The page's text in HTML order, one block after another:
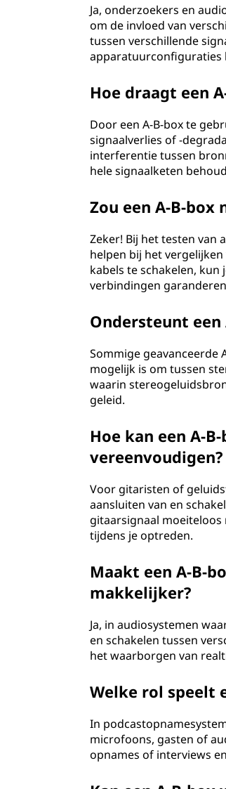
Ja, onderzoekers en
om de invloed van
tussen verschillende
apparatuurconfiguraties
Hoe draagt een
Door een A-B-box te
signaalverlies of -
interferentie tussen
hele signaalketen
Zou een A-B-
Zeker! Bij het testen van
helpen bij het
kabels te schakelen,
verbindingen
Ondersteunt
Sommige
mogelijk is om tussen
waarin
geleid.
Hoe kan een A-
vereenvoudigen?
Voor gitaristen of
aansluiten van en
gitaarsignaal
tijdens je optreden.
Maakt een A-B-
makkelijker?
Ja, in audiosystemen
en schakelen tussen
het waarborgen van
Welke rol speelt
In
microfoons, gasten of
opnames of interviews